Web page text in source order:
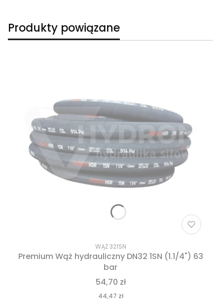
Produkty powiązane
WĄŻ 321SN
Premium Wąż hydrauliczny DN32 1SN (1.1/4") 63
bar
54,70 zł
44,47 zł